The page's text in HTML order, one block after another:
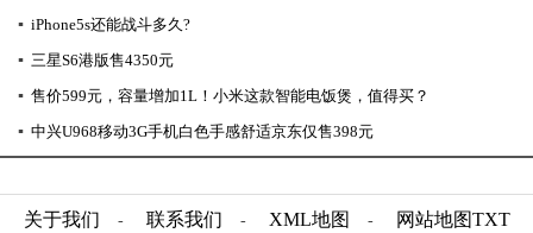
▪ iPhone5s还能战斗多久?
▪ 三星S6港版售4350元
▪ 售价599元，容量增加1L！小米这款智能电饭煲，值得买？
▪ 中兴U968移动3G手机白色手感舒适京东仅售398元
关于我们 - 联系我们 - XML地图 - 网站地图TXT